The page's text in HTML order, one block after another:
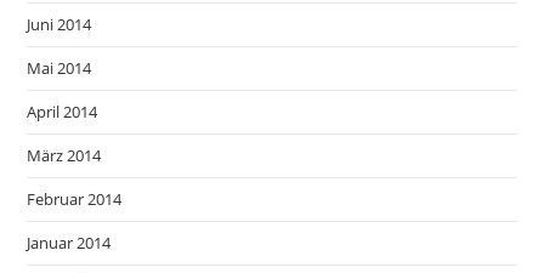
Juni 2014
Mai 2014
April 2014
März 2014
Februar 2014
Januar 2014